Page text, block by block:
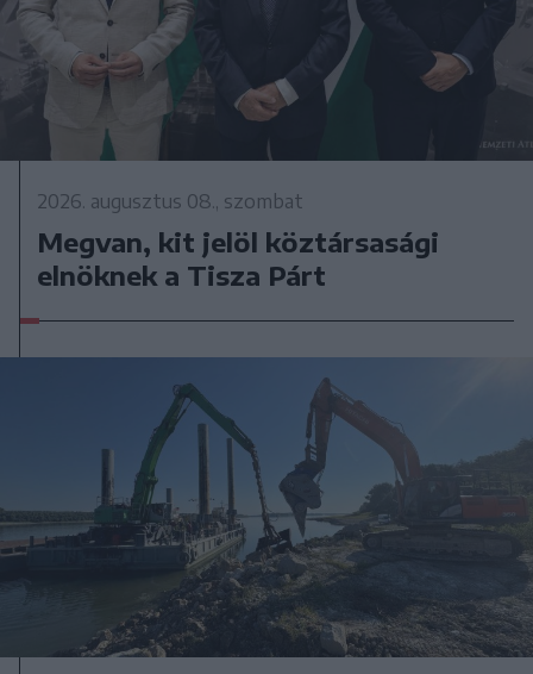
2026. augusztus 08., szombat
Megvan, kit jelöl köztársasági
elnöknek a Tisza Párt